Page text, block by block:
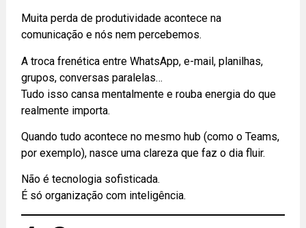
Muita perda de produtividade acontece na
comunicação e nós nem percebemos.
A troca frenética entre WhatsApp, e-mail, planilhas,
grupos, conversas paralelas…
Tudo isso cansa mentalmente e rouba energia do que
realmente importa.
Quando tudo acontece no mesmo hub (como o Teams,
por exemplo), nasce uma clareza que faz o dia fluir.
Não é tecnologia sofisticada.
É só organização com inteligência.